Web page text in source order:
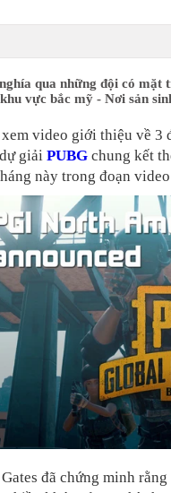
qua những đội có mặt
vực bắc mỹ - Nơi sản
video giới thiệu về 3
giải PUBG chung kết
này trong đoạn
Gates đã chứng minh